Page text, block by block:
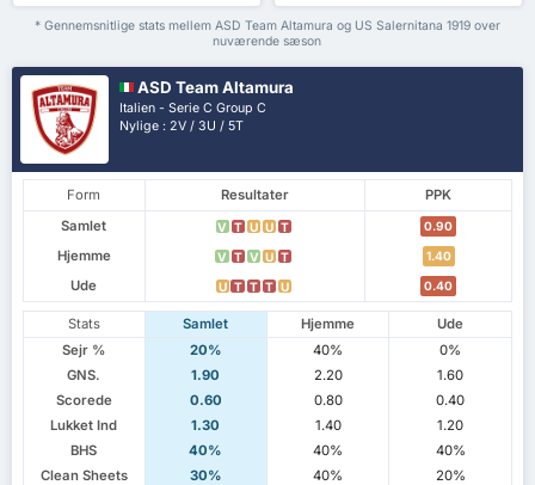
* Gennemsnitlige stats mellem ASD Team Altamura og US Salernitana 1919 over
nuværende sæson
ASD Team Altamura
Italien - Serie C Group C
Nylige : 2V / 3U / 5T
Form Resultater
PPK
Samlet
V T U U T 0.90
Hjemme V T V U T 1.40
Ude U T T T U 0.40
Stats Samlet Hjemme
Ude
Sejr %
20% 40%
0%
GNS.
1.90 2.20
1.60
Scorede
0.60 0.80
0.40
Lukket Ind
1.30 1.40
1.20
BHS
40% 40%
40%
Clean Sheets
30% 40%
20%